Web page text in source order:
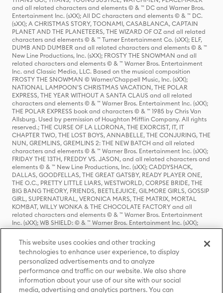
and all related characters and elements © & ™ DC and Warner Bros.
Entertainment Inc. (sXX); All DC characters and elements © & ™ DC.
(sXX); A CHRISTMAS STORY, TOONAMI, CASABLANCA, CAPTAIN
PLANET AND THE PLANETEERS, THE WIZARD OF OZ and all related
characters and elements © & ™ Turner Entertainment Co. (sXX); ELF,
DUMB AND DUMBER and all related characters and elements © & ™
New Line Productions, Inc. (sXX); FROSTY THE SNOWMAN and all
related characters and elements © & ™ Warner Bros. Entertainment
Inc. and Classic Media, LLC. Based on the musical composition
FROSTY THE SNOWMAN © Warner/Chappell Music, Inc. (sXX);
NATIONAL LAMPOON'S CHRISTMAS VACATION, THE POLAR
EXPRESS, THE YEAR WITHOUT A SANTA CLAUS and all related
characters and elements © & ™ Warner Bros. Entertainment Inc. (sXX);
THE POLAR EXPRESS book and characters © & ™ 1985 by Chris Van
Allsburg. Used by permission of Houghton Mifflin Company. All rights
reserved.; THE CURSE OF LA LLORONA, THE EXORCIST, IT, IT
CHAPTER TWO, THE LOST BOYS, ANNABELLE, THE CONJURING, THE
NUN, GREMLINS, GREMLINS 2: THE NEW BATCH and all related
characters and elements © & ™ Warner Bros. Entertainment Inc. (sXX);
FRIDAY THE 13TH, FREDDY VS. JASON, and all related characters and
elements © & ™ New Line Productions, Inc. (sXX); CADDYSHACK,
DALLAS, GOODFELLAS, THE GREAT GATSBY, READY PLAYER ONE,
THE O.C., PRETTY LITTLE LIARS, WESTWORLD, CORPSE BRIDE, THE
BIG BANG THEORY, FRIENDS, BEETLEJUICE, GILMORE GIRLS, GOSSIP
GIRL, SUPERNATURAL, VERONICA MARS, THE MATRIX, MORTAL
KOMBAT, WILLY WONKA & THE CHOCOLATE FACTORY and all
related characters and elements © & ™ Warner Bros. Entertainment
Inc. (sXX); WB SHIELD: © & ™ Warner Bros. Entertainment Inc. (sXX);
HOUSE OF THE DRAGON, GAME OF THRONES, and all related
characters and elements © & ™ Home Box Office, Inc. (sXX); CHILLING
ADVENTURES OF SABRINA, RIVERDALE © & ™ Warner Bros.
Entertainment Inc. Archie Comics and all related characters and
elements © & ™ Archie Comic Publications, Inc. Used with permission.
(sXX); SEINFELD and all related characters and elements © & ™ Castle
Rock Entertainment. (sXX); TED LASSO © & ™ Warner Bros.
Entertainment Inc. & Universal Television LLC (sXX); THE HOBBIT: AN
This website uses cookies and other tracking
technologies to enhance user experience, to display
personalized advertisements and to analyze
performance and traffic on our website. We also share
information about your use of our site with our social
media, advertising and analytics partners. You can